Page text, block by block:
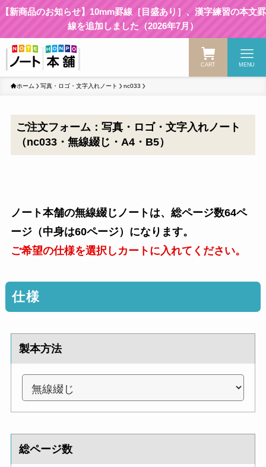
【新商品のお知らせ】10mm罫線［目盛あり］、漢字練習の本文罫
線を追加しました（2026年7月）
CART MENU
ホーム 写真・ロゴ・文字入れノート nc033
ご注文フォーム：写真・ロゴ・文字入れノート
（nc033・無線綴じ・A4・B5）
ノート本舗の無線綴じノートは、総ページ数64ペ
ージ（中身は60ページ）になります。
ご希望の仕様を選択しカートに入れてください。
仕様
製本方法
総ページ数